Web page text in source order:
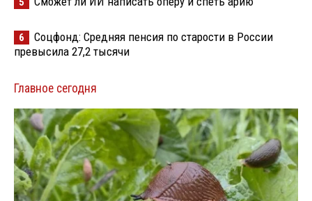
6
Соцфонд: Средняя пенсия по старости в России
превысила 27,2 тысячи
Главное сегодня